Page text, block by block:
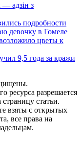
— адзін з
подробности
девочку в Гомеле
цветы к
9,5 года за кражи
ресурса разрешается
статьи.
взяты с открытых
все права на